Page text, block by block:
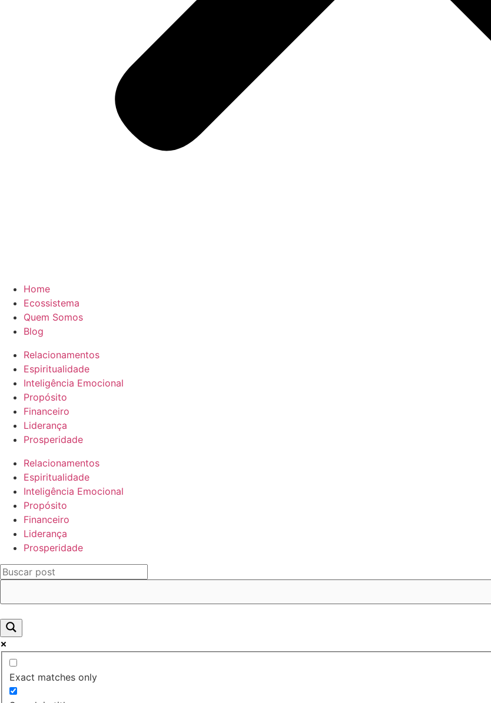
Home
Ecossistema
Quem Somos
Blog
Relacionamentos
Espiritualidade
Inteligência Emocional
Propósito
Financeiro
Liderança
Prosperidade
Relacionamentos
Espiritualidade
Inteligência Emocional
Propósito
Financeiro
Liderança
Prosperidade
Exact matches only